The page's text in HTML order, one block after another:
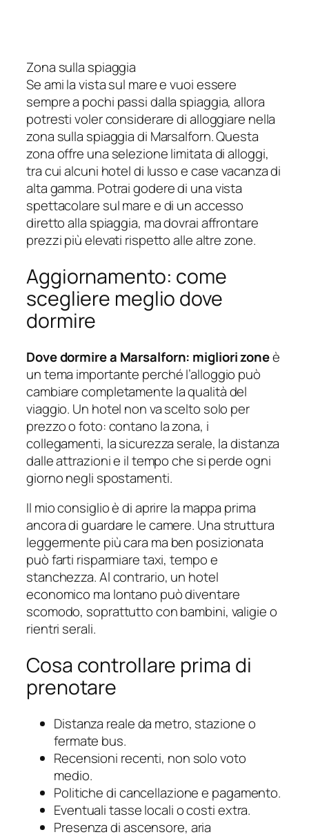
Zona sulla spiaggia
Se ami la vista sul mare e vuoi essere
sempre a pochi passi dalla spiaggia, allora
potresti voler considerare di alloggiare nella
zona sulla spiaggia di Marsalforn. Questa
zona offre una selezione limitata di alloggi,
tra cui alcuni hotel di lusso e case vacanza di
alta gamma. Potrai godere di una vista
spettacolare sul mare e di un accesso
diretto alla spiaggia, ma dovrai affrontare
prezzi più elevati rispetto alle altre zone.
Aggiornamento: come
scegliere meglio dove
dormire
Dove dormire a Marsalforn: migliori zoneè
un tema importante perché l’alloggio può
cambiare completamente la qualità del
viaggio. Un hotel non va scelto solo per
prezzo o foto: contano la zona, i
collegamenti, la sicurezza serale, la distanza
dalle attrazioni e il tempo che si perde ogni
giorno negli spostamenti.
Il mio consiglio è di aprire la mappa prima
ancora di guardare le camere. Una struttura
leggermente più cara ma ben posizionata
può farti risparmiare taxi, tempo e
stanchezza. Al contrario, un hotel
economico ma lontano può diventare
scomodo, soprattutto con bambini, valigie o
rientri serali.
Cosa controllare prima di
prenotare
Distanza reale da metro, stazione o
fermate bus.
Recensioni recenti, non solo voto
medio.
Politiche di cancellazione e pagamento.
Eventuali tasse locali o costi extra.
Presenza di ascensore, aria